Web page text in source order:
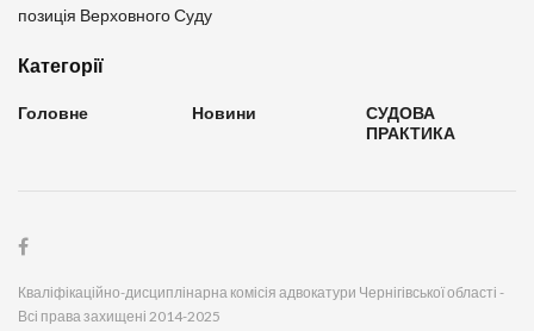
позиція Верховного Суду
Категорії
Головне Новини
СУДОВА
ПРАКТИКА
Кваліфікаційно-дисциплінарна комісія адвокатури Чернігівської області -
Всі права захищені 2014-2025